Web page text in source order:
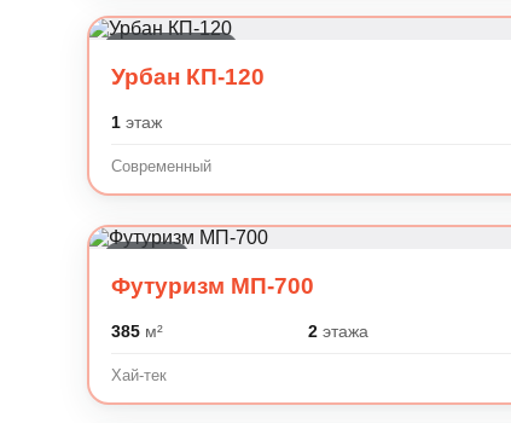
Урбан КП-120
1этаж
Современный
Футуризм МП-700
385м² 2этажа
Хай-тек